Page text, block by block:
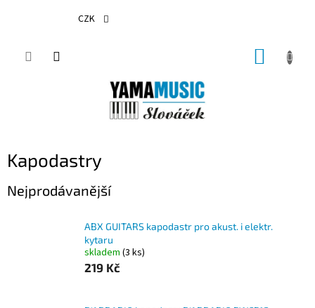
CZK
Kapodastry
Nejprodávanější
ABX GUITARS kapodastr pro akust. i elektr.
kytaru
skladem (3 ks)
219 Kč